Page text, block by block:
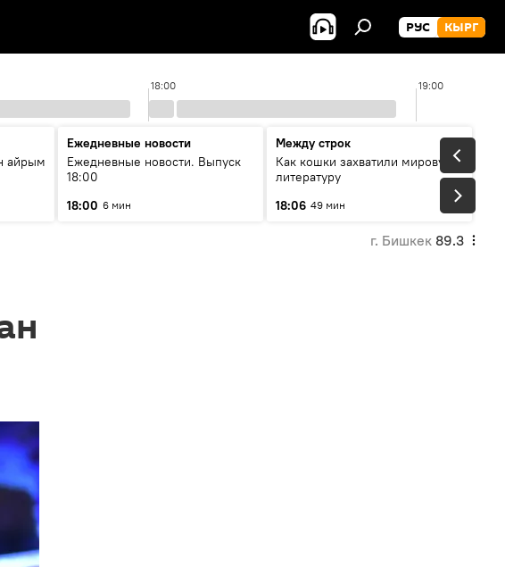
РУС КЫРГ
18:00 19:00
айрым
Ежедневные новости
Ежедневные новости. Выпуск
18:00
18:00 6 мин
Между строк
Как кошки захватили мировую
литературу
18:06 49 мин
г. Бишкек 89.3